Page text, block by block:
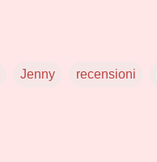
Jenny recensioni